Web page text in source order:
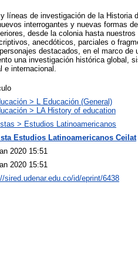
líneas de investigación de la
interrogantes y nuevas formas
desde la colonia hasta
anecdóticos, parciales o
destacados, en el marco de
una investigación histórica global,
internacional.
> L Educación (General)
> LA History of education
> Estudios Latinoamericanos
Estudios Latinoamericanos Ceilat
2020 15:51
2020 15:51
sired.udenar.edu.co/id/eprint/6438